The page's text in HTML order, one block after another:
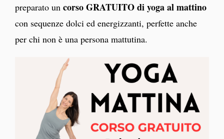
preparato un corso GRATUITO di yoga al mattino
con sequenze dolci ed energizzanti, perfette anche
per chi non è una persona mattutina.